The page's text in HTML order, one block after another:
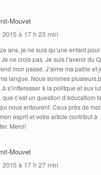
Mouvet
2015 à 17 h 23 min
ans, je ne suis qu’une enfant
ne crois pas. Je suis l’avenir du
mon passé. J’aime ma patrie et
langue. Nous sommes
s’intteresser à la politque et aux
que c’est un question d’éducatiom
nous entourent. Ceux près de
esprit et votre article contribut à
Merci!
Mouvet
2015 à 17 h 27 min